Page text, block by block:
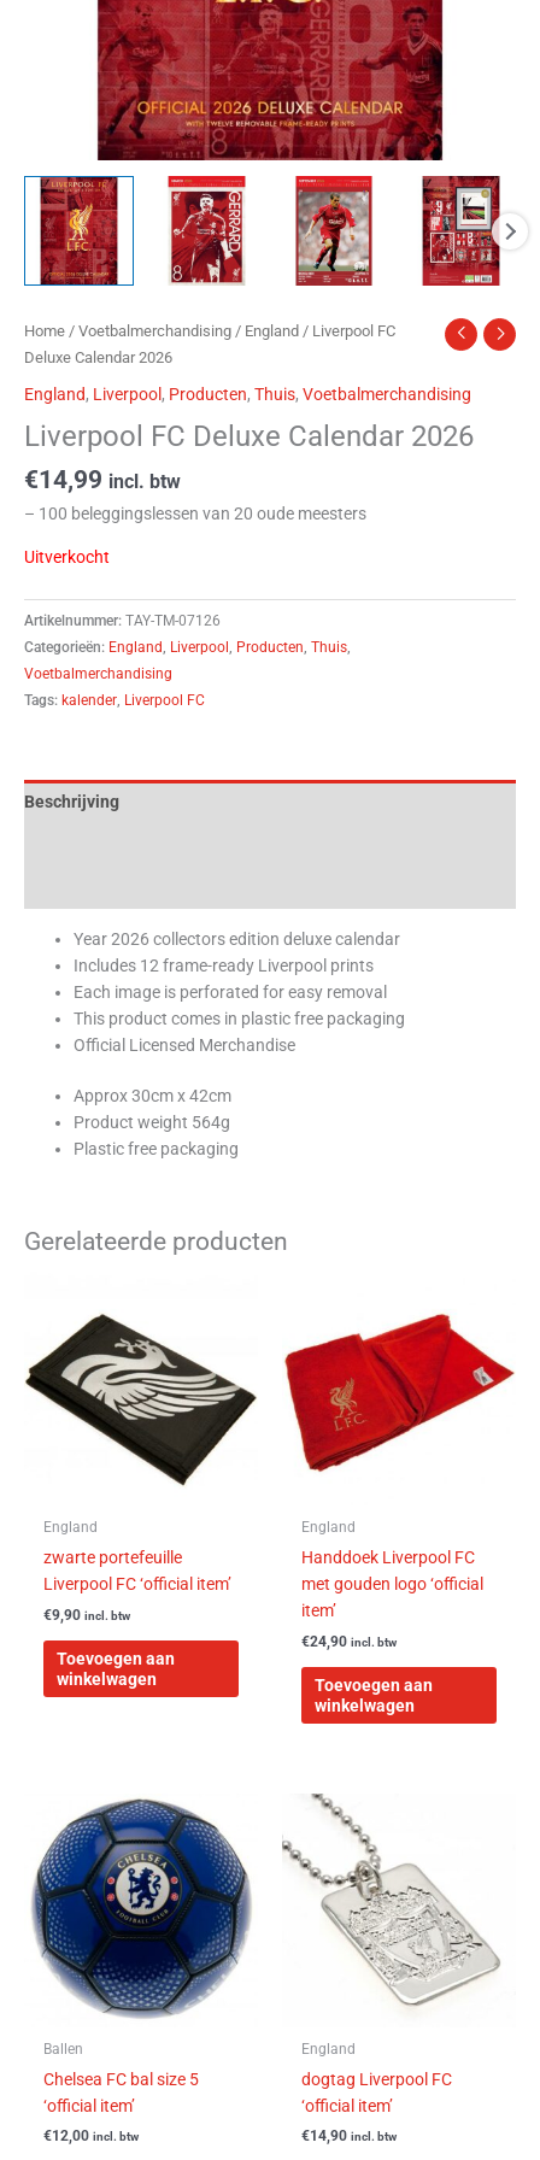
Home / Voetbalmerchandising / England / Liverpool FC
Deluxe Calendar 2026
England, Liverpool , Producten, Thuis, Voetbalmerchandising
Liverpool FC Deluxe Calendar 2026
€14,99 incl. btw
– 100 beleggingslessen van 20 oude meesters
Uitverkocht
Artikelnummer: TAY-TM-07126
Categorieën: England, Liverpool , Producten, Thuis,
Voetbalmerchandising
Tags: kalender, Liverpool FC
Beschrijving
Year 2026 collectors edition deluxe calendar
Includes 12 frame-ready Liverpool prints
Each image is perforated for easy removal
This product comes in plastic free packaging
Official Licensed Merchandise
Approx 30cm x 42cm
Product weight 564g
Plastic free packaging
Gerelateerde producten
England
zwarte portefeuille
Liverpool FC ‘official item’
€9,90 incl. btw
Toevoegen aan
winkelwagen
England
Handdoek Liverpool FC
met gouden logo ‘official
item’
€24,90 incl. btw
Toevoegen aan
winkelwagen
Ballen
Chelsea FC bal size 5
‘official item’
€12,00 incl. btw
England
dogtag Liverpool FC
‘official item’
€14,90 incl. btw